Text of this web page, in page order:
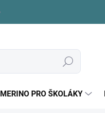
Hledat
MERINO PRO ŠKOLÁKY